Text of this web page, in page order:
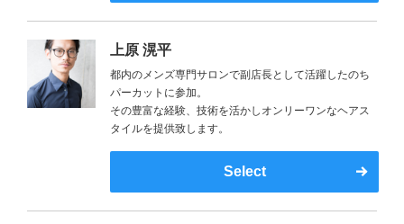
上原 滉平
都内のメンズ専門サロンで副店長として活躍したのち
パーカットに参加。
その豊富な経験、技術を活かしオンリーワンなヘアス
タイルを提供致します。
Select